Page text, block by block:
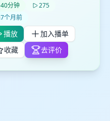
40分钟
275
7个月前
播放
加入播单
收藏
去评价